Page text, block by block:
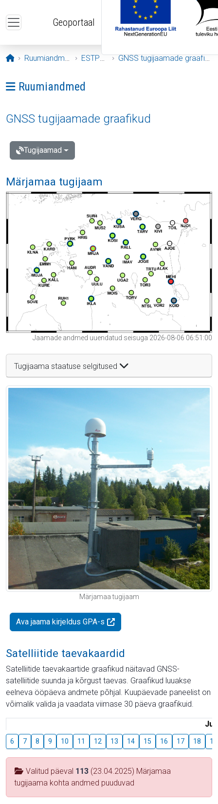
Geoportaal
Avaleht
Ruumiandmed ESTPOS GNSS tugijaamade graafikud
Ava menüü: Ruumiandmed
Ruumiandmed
GNSS tugijaamade graafikud
Tugijaamad
Märjamaa tugijaam
Jaamade andmed uuendatud seisuga 2026-08-06 06:51:00
Tugijaama staatuse selgitused
Märjamaa tugijaam
Ava jaama kirjeldus GPA-s
Satelliitide taevakaardid
Satelliitide taevakaartide graafikud näitavad GNSS-
satelliitide suunda ja kõrgust taevas. Graafikud luuakse
eelneva ööpäeva andmete põhjal. Kuupäevade paneelist on
võimalik valida ja vaadata viimase 30 päeva graafikuid.
6 7 8 9 10 11 12 13 14 15 16 17 18 19
Valitud päeval 113 (23.04.2025) Märjamaa
tugijaama kohta andmed puuduvad